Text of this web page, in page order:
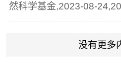
然科学基金,2023-08-
没有更多